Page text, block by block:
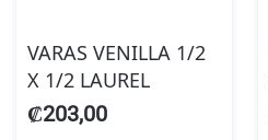
VARAS VENILLA 1/2
X 1/2 LAUREL
₡203,00